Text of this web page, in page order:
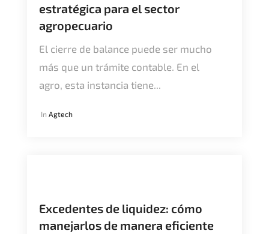
estratégica para el sector
agropecuario
El cierre de balance puede ser mucho
más que un trámite contable. En el
agro, esta instancia tiene...
In Agtech
Excedentes de liquidez: cómo
manejarlos de manera eficiente